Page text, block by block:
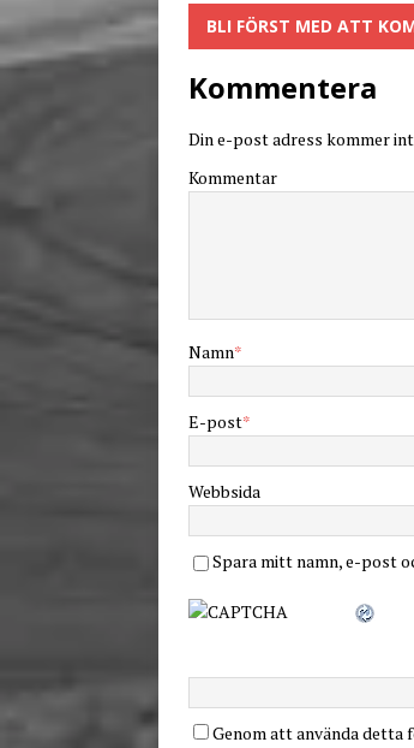
BLI FÖRST MED ATT
Kommentera
Din e-post adress kommer
Kommentar
Namn*
E-post*
Webbsida
Spara mitt namn, e-post
Genom att använda detta